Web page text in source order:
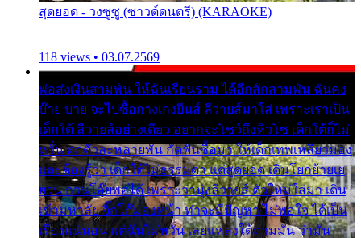
สุดยอด - วงซูซู (ซาวด์ดนตรี) (KARAOKE)
118 views • 03.07.2569
พ่อส่งเงินสามพัน ให้ฉันเรียนราม ได้อีกสักสามพัน ฉันคง
บ๊าย บาย จะไปซื้อกางเกงยีนส์ ลีวายส์มาใส่ เพราะเราเป็น
เด็กใต้ ลีวายส์อย่างเดียว อยากจะโชว์ถึงหิวโซ เด็กใต้ก็ไม่
หวั่น ตกตัวละหลายพัน กัดฟันซื้อมา ให้เด็กเทพเหลียวมอง
และต้องรู้ว่า เด็กใต้ไม่ธรรมดา แต่สุดยอด เดินโยกย้ายเย
ยวน กวนโอ๊ยพอได้ เพราะว่านุ่งลีวายส์ ตัวใหม่ใส่มา เดิน
เข้ามหาลัย จิ๊กโก๊มองหน้า ท่าจะมีปัญหา ไม่พอใจ ได้เป็น
เรื่องแน่นอน แต่ฉันไม่หวั่น เลยแหลงใต้ถามมัน ว่ามัน